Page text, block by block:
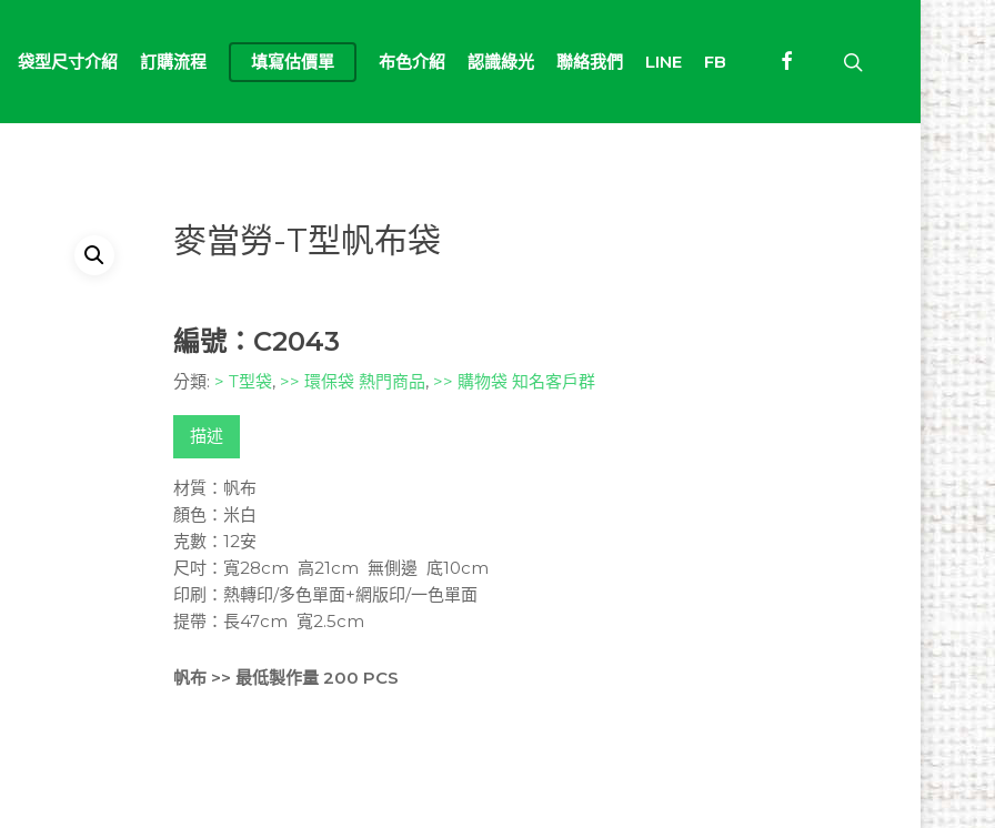
袋型尺寸介紹 訂購流程 填寫估價單 布色介紹 認識綠光 聯絡我們 LINE FB facebook search
麥當勞-T型帆布袋
編號：C2043
分類: > T型袋, >> 環保袋 熱門商品, >> 購物袋 知名客戶群
描述
材質：帆布
顏色：米白
克數：12安
尺吋：寬28cm 高21cm 無側邊 底10cm
印刷：熱轉印/多色單面+網版印/一色單面
提帶：長47cm 寬2.5cm
帆布 >> 最低製作量 200 PCS